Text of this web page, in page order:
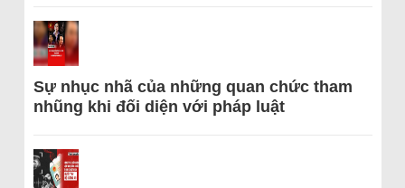
Sự nhục nhã của những quan chức tham
nhũng khi đối diện với pháp luật